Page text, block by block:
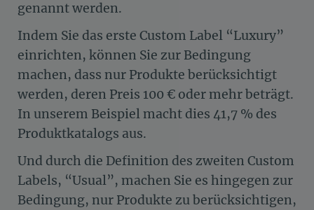
genannt werden.
Indem Sie das erste Custom Label “Luxury”
einrichten, können Sie zur Bedingung
machen, dass nur Produkte berücksichtigt
werden, deren Preis 100 € oder mehr beträgt.
In unserem Beispiel macht dies 41,7 % des
Produktkatalogs aus.
Und durch die Definition des zweiten Custom
Labels, “Usual”, machen Sie es hingegen zur
Bedingung, nur Produkte zu berücksichtigen,